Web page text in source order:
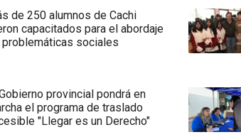
de 250 alumnos de Cachi
capacitados para el abordaje
problemáticas sociales
provincial pondrá en
el programa de traslado
"Llegar es un Derecho"